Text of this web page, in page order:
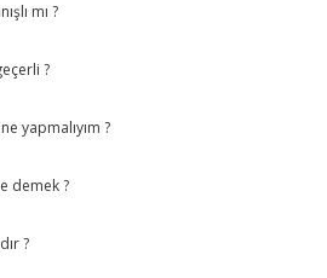
mı ?
?
yapmalıyım ?
demek ?
?